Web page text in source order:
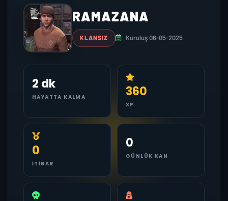
RAMAZANA
KLANSIZ Kuruluş 06-05-2025
2 dk
HAYATTA KALMA 360
XP
0
İTIBAR
0
GÜNLÜK KAN